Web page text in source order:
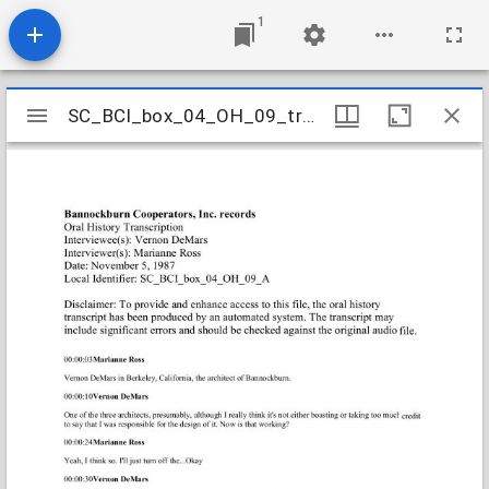
1
Mirador
viewer
SC_BCI_box_04_OH_09_transcript
SC_BCI_box_04_OH_09_transcript